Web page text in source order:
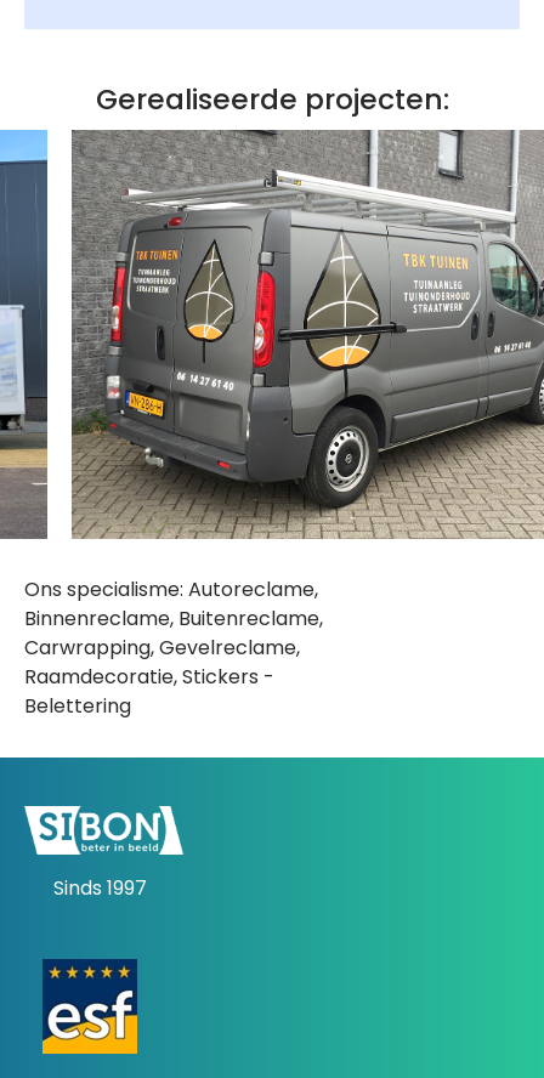
Gerealiseerde projecten:
Ons specialisme: Autoreclame,
Binnenreclame, Buitenreclame,
Carwrapping, Gevelreclame,
Raamdecoratie, Stickers -
Belettering
Sinds 1997